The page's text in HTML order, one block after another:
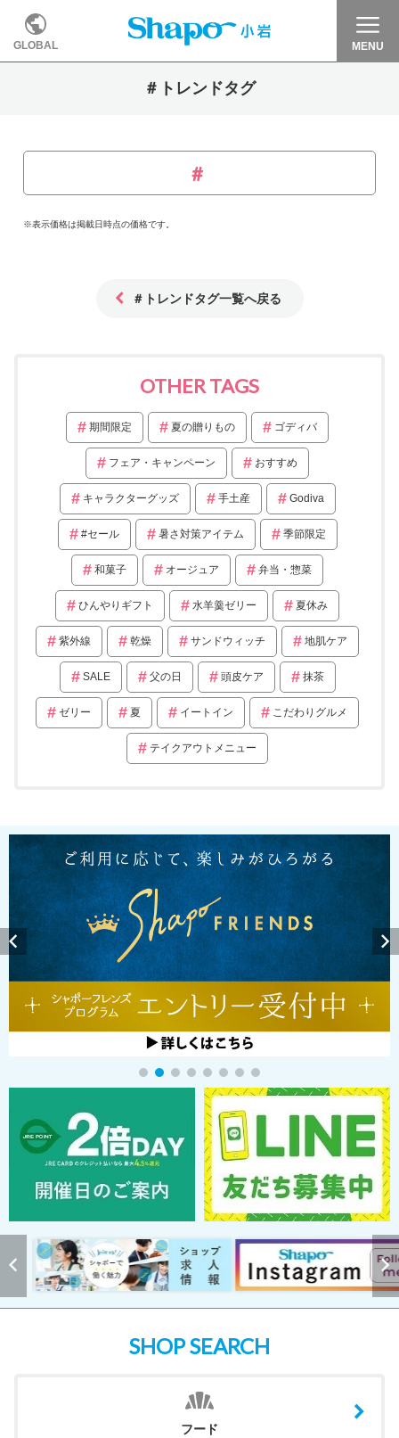
GLOBAL MENU
＃トレンドタグ
※表示価格は掲載日時点の価格です。
＃トレンドタグ一覧へ戻る
OTHER TAGS
期間限定 夏の贈りもの ゴディバ
フェア・キャンペーン おすすめ
キャラクターグッズ 手土産 Godiva
#セール 暑さ対策アイテム 季節限定
和菓子 オージュア 弁当・惣菜
ひんやりギフト 水羊羹ゼリー 夏休み
紫外線 乾燥 サンドウィッチ 地肌ケア
SALE 父の日 頭皮ケア 抹茶
ゼリー 夏 イートイン こだわりグルメ
テイクアウトメニュー
SHOP SEARCH
フード